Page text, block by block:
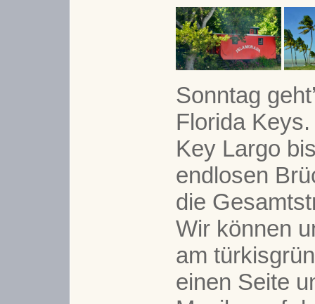
Sonntag
Florida
Key Largo
endlosen
die
Wir können
am
einen Seite